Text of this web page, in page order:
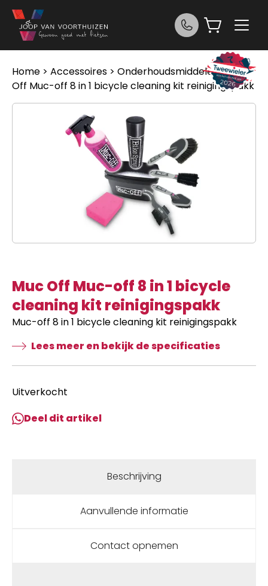
Ga naar de inhoud
Home > Accessoires > Onderhoudsmiddelen> Muc
Off Muc-off 8 in 1 bicycle cleaning kit reinigingspakk
Muc Off Muc-off 8 in 1 bicycle
cleaning kit reinigingspakk
Muc-off 8 in 1 bicycle cleaning kit reinigingspakk
Lees meer en bekijk de specificaties
Uitverkocht
Deel dit artikel
Beschrijving
Aanvullende informatie
Contact opnemen